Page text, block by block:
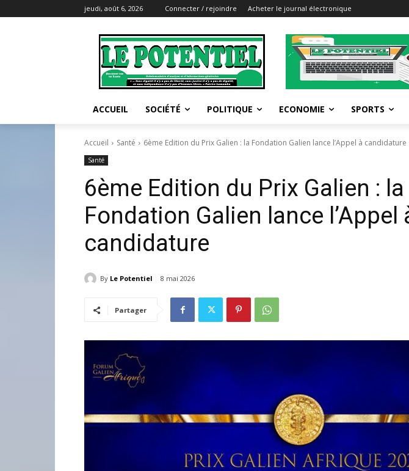
jeudi, août 6, 2026 Connecter / rejoindre Acheter le journal électronique
ACCUEIL SOCIÉTÉ POLITIQUE ECONOMIE SPORTS
Accueil Santé 6ème Edition du Prix Galien : la Fondation Galien lance l’Appel à candidature
Santé
6ème Edition du Prix Galien : la
Fondation Galien lance l’Appel
candidature
By Le Potentiel 8 mai 2026
Partager